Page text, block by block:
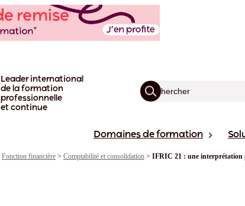
Leader international
de la formation
professionnelle
et continue
Domaines de formation
Fonction financière > Comptabilité et consolidation > IFRIC 21 : une interprétation